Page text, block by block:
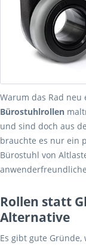
Warum das Rad neu
Bürostuhlrollen
und sind doch aus
brauchte es nur ein
Bürostuhl von
Rollen statt
Alternative
Es gibt gute